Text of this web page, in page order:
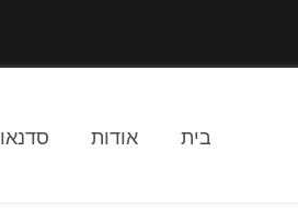
בית אודות